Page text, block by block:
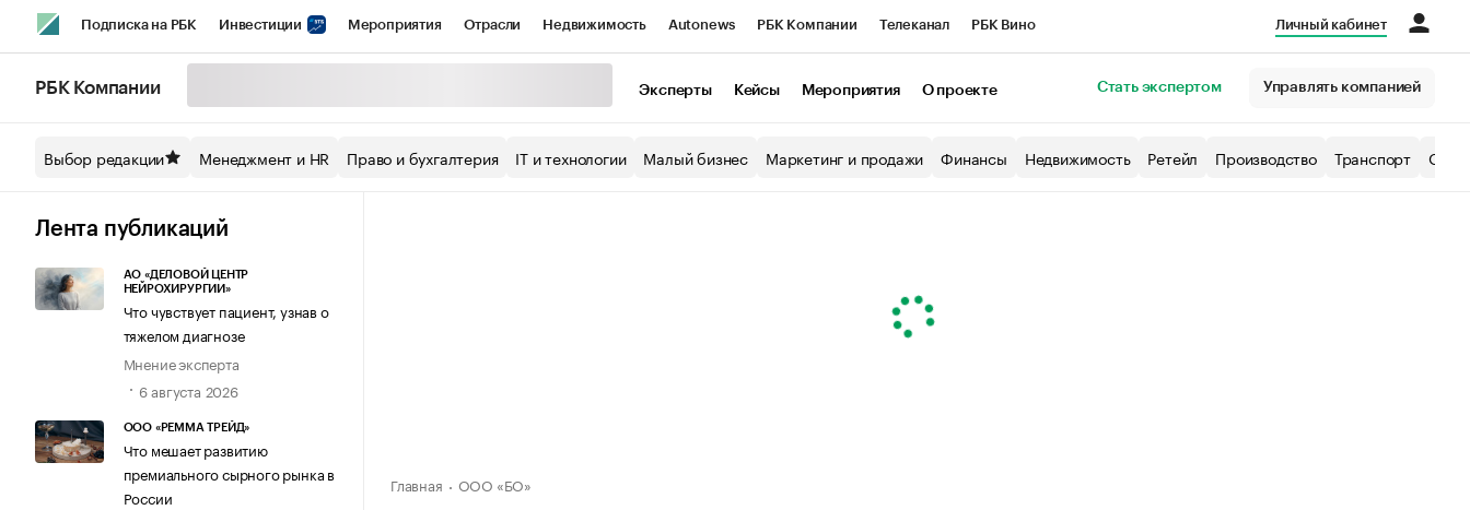
Подписка на РБК Инвестиции Мероприятия Отрасли Недвижимость Autonews РБК Компании Телеканал РБК Вино
Спецпроекты СПб Конференции СПб Спецпроекты Экономика Бизнес
Технологии и медиа
Личный кабинет
РБК Компании Эксперты Кейсы Мероприятия О проекте Стать экспертом Управлять компанией
Выбор редакции Менеджмент и HR Право и бухгалтерия IT и технологии Малый бизнес Маркетинг и продажи Финансы Недвижимость Ретейл Производство Транспорт
Лента публикаций
АО «ДЕЛОВОЙ ЦЕНТР
НЕЙРОХИРУРГИИ»
Что чувствует пациент, узнав о
тяжелом диагнозе
Мнение эксперта
6 августа 2026
ООО «РЕММА ТРЕЙД»
Что мешает развитию
премиального сырного рынка в
России
Главная ООО «БО»